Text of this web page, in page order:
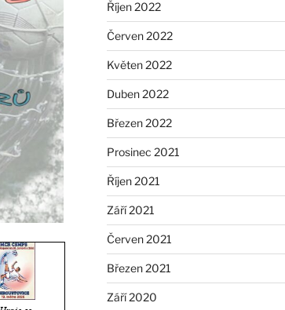
Říjen 2022
Červen 2022
Květen 2022
Duben 2022
Březen 2022
Prosinec 2021
Říjen 2021
Září 2021
Červen 2021
Březen 2021
Září 2020